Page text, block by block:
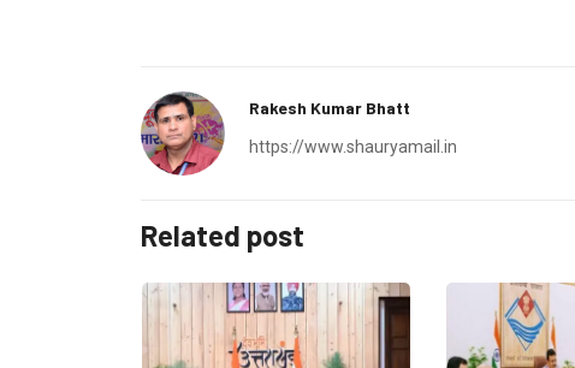
Rakesh Kumar Bhatt
https://www.shauryamail.in
Related post